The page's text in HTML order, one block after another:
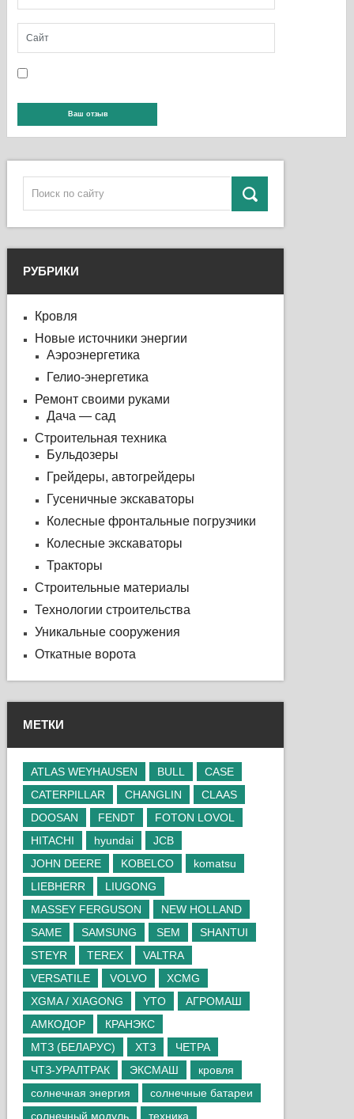
РУБРИКИ
Кровля
Новые источники энергии
Аэроэнергетика
Гелио-энергетика
Ремонт своими руками
Дача — сад
Строительная техника
Бульдозеры
Грейдеры, автогрейдеры
Гусеничные экскаваторы
Колесные фронтальные погрузчики
Колесные экскаваторы
Тракторы
Строительные материалы
Технологии строительства
Уникальные сооружения
Откатные ворота
МЕТКИ
ATLAS WEYHAUSEN BULL
CASE
CATERPILLAR
CHANGLIN
CLAAS
DOOSAN
FENDT
FOTON LOVOL
HITACHI
hyundai
JCB
JOHN DEERE
KOBELCO
komatsu
LIEBHERR
LIUGONG
MASSEY FERGUSON
NEW HOLLAND
SAME
SAMSUNG SEM
SHANTUI
STEYR
TEREX
VALTRA
VERSATILE
VOLVO
XCMG
XGMA / XIAGONG
YTO
АГРОМАШ
АМКОДОР
КРАНЭКС
МТЗ (БЕЛАРУС)
ХТЗ
ЧЕТРА
ЧТЗ-УРАЛТРАК
ЭКСМАШ
кровля
солнечная энергия
солнечные батареи
солнечный модуль
техника